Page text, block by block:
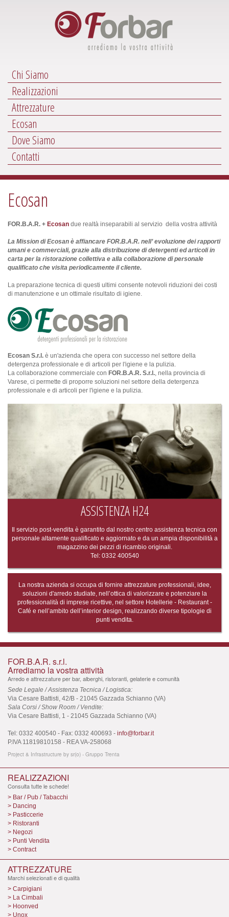
Chi Siamo
Realizzazioni
Attrezzature
Ecosan
Dove Siamo
Contatti
Ecosan
FOR.B.A.R. + Ecosan due realtà inseparabili al servizio della vostra attività
La Mission di Ecosan è affiancare FOR.B.A.R. nell’ evoluzione dei rapporti
umani e commerciali, grazie alla distribuzione di detergenti ed articoli in
carta per la ristorazione collettiva e alla collaborazione di personale
qualificato che visita periodicamente il cliente.
La preparazione tecnica di questi ultimi consente notevoli riduzioni dei costi
di manutenzione e un ottimale risultato di igiene.
Ecosan S.r.l. è un'azienda che opera con successo nel settore della
detergenza professionale e di articoli per l'igiene e la pulizia.
La collaborazione commerciale con FOR.B.A.R. S.r.l., nella provincia di
Varese, ci permette di proporre soluzioni nel settore della detergenza
professionale e di articoli per l'igiene e la pulizia.
ASSISTENZA H24
Il servizio post-vendita è garantito dal nostro centro assistenza tecnica con
personale altamente qualificato e aggiornato e da un ampia disponibilità a
magazzino dei pezzi di ricambio originali.
Tel: 0332 400540
La nostra azienda si occupa di fornire attrezzature professionali, idee,
soluzioni d'arredo studiate, nell’ottica di valorizzare e potenziare la
professionalità di imprese ricettive, nel settore Hotellerie - Restaurant -
Café e nell’ambito dell’interior design, realizzando diverse tipologie di
punti vendita.
FOR.B.A.R. s.r.l.
Arrediamo la vostra attività
Arredo e attrezzature per bar, alberghi, ristoranti, gelaterie e comunità
Sede Legale / Assistenza Tecnica / Logistica:
Via Cesare Battisti, 42/B - 21045 Gazzada Schianno (VA)
Sala Corsi / Show Room / Vendite:
Via Cesare Battisti, 1 - 21045 Gazzada Schianno (VA)
Tel: 0332 400540 - Fax: 0332 400693 - info@forbar.it
P.IVA 11819810158 - REA VA-258068
Project & Infrastructure by sr(o) - Gruppo Trenta
REALIZZAZIONI
Consulta tutte le schede!
> Bar / Pub / Tabacchi
> Dancing
> Pasticcerie
> Ristoranti
> Negozi
> Punti Vendita
> Contract
ATTREZZATURE
Marchi selezionati e di qualità
> Carpigiani
> La Cimbali
> Hoonved
> Unox